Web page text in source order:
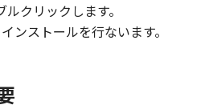
クリックします。
ンストールを行ないます。